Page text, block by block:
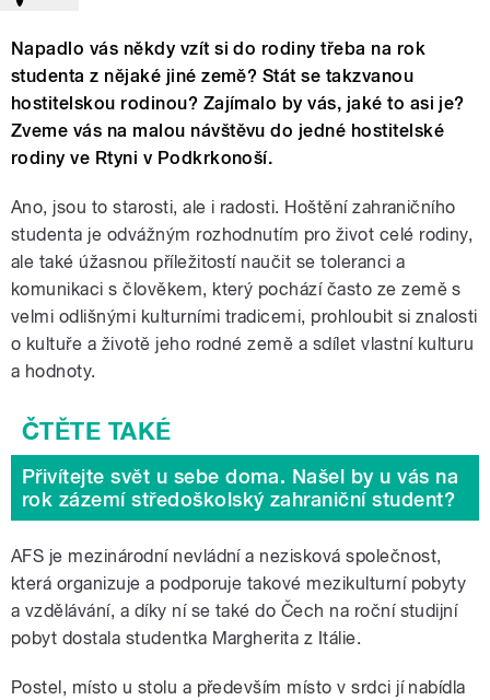
Napadlo vás někdy vzít si do rodiny třeba na rok
studenta z nějaké jiné země? Stát se takzvanou
hostitelskou rodinou? Zajímalo by vás, jaké to asi je?
Zveme vás na malou návštěvu do jedné hostitelské
rodiny ve Rtyni v Podkrkonoší.
Ano, jsou to starosti, ale i radosti. Hoštění zahraničního
studenta je odvážným rozhodnutím pro život celé rodiny,
ale také úžasnou příležitostí naučit se toleranci a
komunikaci s člověkem, který pochází často ze země s
velmi odlišnými kulturními tradicemi, prohloubit si znalosti
o kultuře a životě jeho rodné země a sdílet vlastní kulturu
a hodnoty.
Přivítejte svět u sebe doma. Našel by u vás na
rok zázemí středoškolský zahraniční student?
AFS je mezinárodní nevládní a nezisková společnost,
která organizuje a podporuje takové mezikulturní pobyty
a vzdělávání, a díky ní se také do Čech na roční studijní
pobyt dostala studentka Margherita z Itálie.
Postel, místo u stolu a především místo v srdci jí nabídla